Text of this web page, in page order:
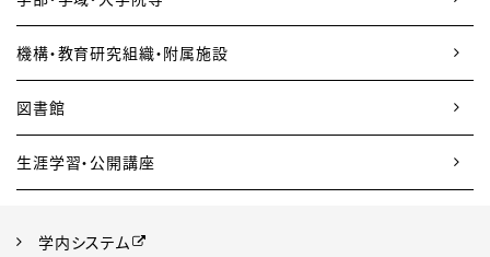
機構・教育研究組織・附属施設
図書館
生涯学習・公開講座
学内システム